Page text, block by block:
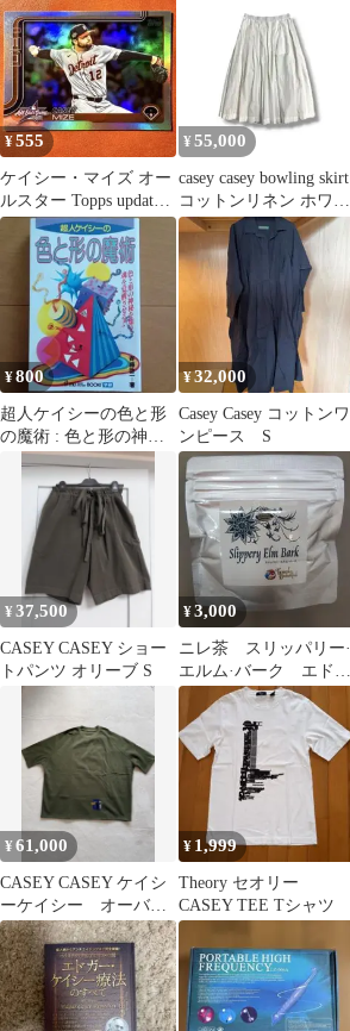
¥555
ケイシー・マイズ オー
ルスター Topps update
2025
¥ 55,000
casey casey bowling skirt
コットンリネン ホワイ
ト M
¥800
超人ケイシーの色と形
の魔術 : 色と形の神秘
を知り、魂を覚醒させ
る!!
¥32,000
Casey Casey コットンワ
ンピース S
¥37,500
CASEY CASEY ショー
トパンツ オリーブ S
¥3,000
ニレ茶 スリッパリー·
エルム·バーク エドガ
ーケイシー
¥61,000
CASEY CASEY ケイシ
ーケイシー オーバー
サイズTシャツ オリー
ブ
¥ 1,999
Theory セオリー
CASEY TEE Tシャツ